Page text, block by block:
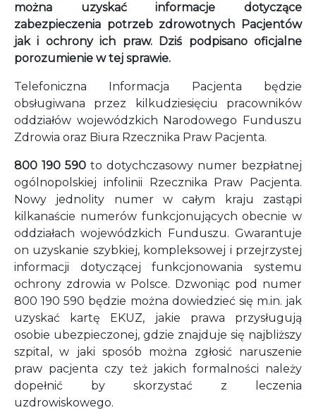
można uzyskać informacje dotyczące
zabezpieczenia potrzeb zdrowotnych Pacjentów
jak i ochrony ich praw. Dziś podpisano oficjalne
porozumienie w tej sprawie.
Telefoniczna Informacja Pacjenta będzie
obsługiwana przez kilkudziesięciu pracowników
oddziałów wojewódzkich Narodowego Funduszu
Zdrowia oraz Biura Rzecznika Praw Pacjenta.
800 190 590 to dotychczasowy numer bezpłatnej
ogólnopolskiej infolinii Rzecznika Praw Pacjenta.
Nowy jednolity numer w całym kraju zastąpi
kilkanaście numerów funkcjonujących obecnie w
oddziałach wojewódzkich Funduszu. Gwarantuje
on uzyskanie szybkiej, kompleksowej i przejrzystej
informacji dotyczącej funkcjonowania systemu
ochrony zdrowia w Polsce. Dzwoniąc pod numer
800 190 590 będzie można dowiedzieć się m.in. jak
uzyskać kartę EKUZ, jakie prawa przysługują
osobie ubezpieczonej, gdzie znajduje się najbliższy
szpital, w jaki sposób można zgłosić naruszenie
praw pacjenta czy też jakich formalności należy
dopełnić by skorzystać z leczenia
uzdrowiskowego.